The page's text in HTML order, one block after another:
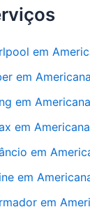
em
em Americana
em Americana
em Americana
em
em
em